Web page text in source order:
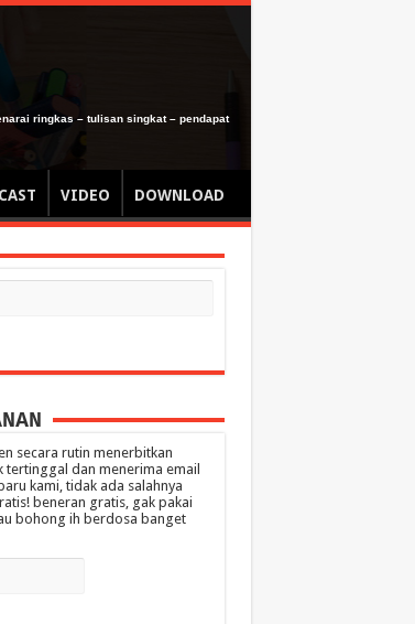
ringkas – tulisan singkat – pendapat
VIDEO DOWNLOAD
secara rutin menerbitkan
tertinggal dan menerima email
kami, tidak ada salahnya
beneran gratis, gak pakai
bohong ih berdosa banget